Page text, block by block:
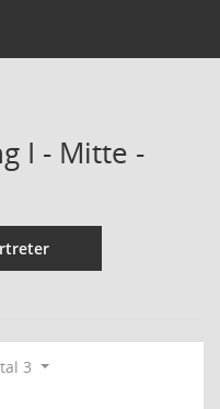
I - Mitte -
3